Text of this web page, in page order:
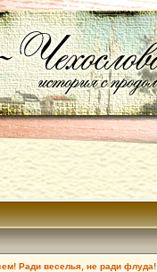
Ради веселья, не ради флуда!